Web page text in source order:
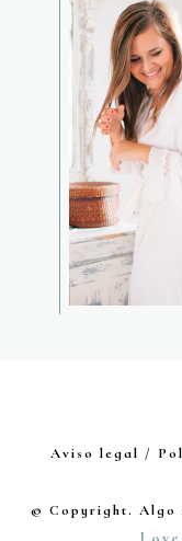
Aviso legal /
© Copyright. Algo